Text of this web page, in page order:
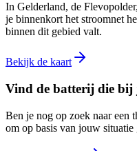
In Gelderland, de
je binnenkort het stroomnet
binnen dit gebied valt.
Bekijk de kaart
Vind de batterij die bij
Ben je nog op zoek naar een
om op basis van jouw